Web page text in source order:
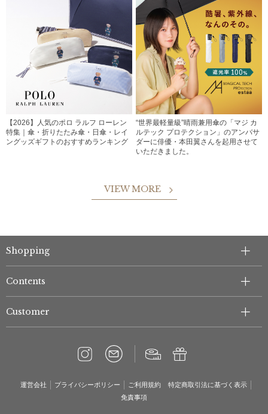
【2026】人気のポロ ラルフ ローレン
特集｜傘・折りたたみ傘・日傘・レイ
ングッズギフトのおすすめランキング
“世界最軽量級”晴雨兼用傘の「マジ カ
ルテック プロテクション」のアンバサ
ダーに俳優・本田翼さんを起用させて
いただきました。
VIEW MORE
Shopping
Contents
Customer
運営会社 プライバシーポリシー ご利用規約
特定商取引法に基づく表示
免責事項